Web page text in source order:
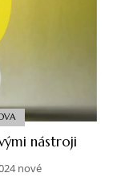
nástroji
nové